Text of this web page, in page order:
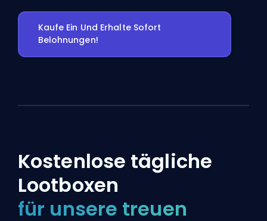
Kaufe Ein Und Erhalte Sofort
Belohnungen!
Kostenlose tägliche
Lootboxen
für unsere treuen